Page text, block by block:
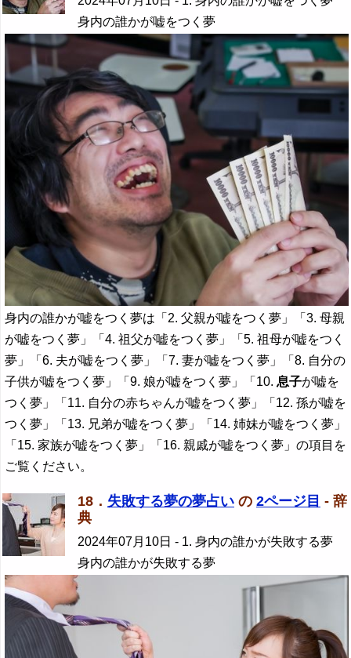
身内の誰かが嘘をつく夢
身内の誰かが嘘をつく夢は「2. 父親が嘘をつく夢」「3. 母親
が嘘をつく夢」「4. 祖父が嘘をつく夢」「5. 祖母が嘘をつく
夢」「6. 夫が嘘をつく夢」「7. 妻が嘘をつく夢」「8. 自分の
子供が嘘をつく夢」「9. 娘が嘘をつく夢」「10. 息子が嘘を
つく夢」「11. 自分の赤ちゃんが嘘をつく夢」「12. 孫が嘘を
つく夢」「13. 兄弟が嘘をつく夢」「14. 姉妹が嘘をつく夢」
「15. 家族が嘘をつく夢」「16. 親戚が嘘をつく夢」の項目を
ご覧ください。
18． 失敗する夢の夢占い の 2ページ目 - 辞
典
2024年07月10日 - 1. 身内の誰かが失敗する夢
身内の誰かが失敗する夢